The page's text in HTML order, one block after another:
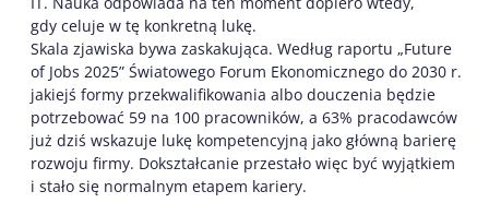
gdy celuje w tę konkretną lukę.
Skala zjawiska bywa zaskakująca. Według raportu „Future
of Jobs 2025” Światowego Forum Ekonomicznego do 2030 r.
jakiejś formy przekwalifikowania albo douczenia będzie
potrzebować 59 na 100 pracowników, a 63% pracodawców
już dziś wskazuje lukę kompetencyjną jako główną barierę
rozwoju firmy. Dokształcanie przestało więc być wyjątkiem
i stało się normalnym etapem kariery.